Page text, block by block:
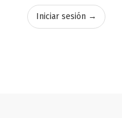
Iniciar sesión →